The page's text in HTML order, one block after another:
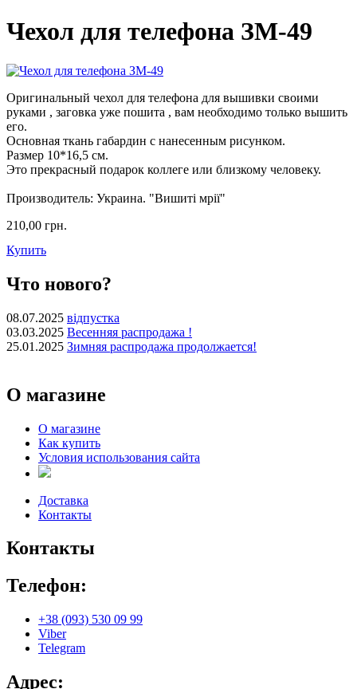
Чехол для телефона ЗМ-49
Оригинальный чехол для телефона для вышивки своими
руками , заговка уже пошита , вам необходимо только вышить
его.
Основная ткань габардин с нанесенным рисунком.
Размер 10*16,5 см.
Это прекрасный подарок коллеге или близкому человеку.
Производитель: Украина. "Вишиті мрії"
210,00 грн.
Купить
Что нового?
08.07.2025 відпустка
03.03.2025 Весенняя распродажа !
25.01.2025 Зимняя распродажа продолжается!
О магазине
О магазине
Как купить
Условия использования сайта
Доставка
Контакты
Контакты
Телефон:
+38 (093) 530 09 99
Viber
Telegram
Адрес: